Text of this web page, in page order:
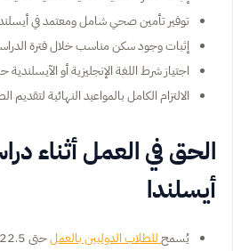
توفير تأمين صحي شامل ومعتمد في
إثبات وجود سكن مناسب خلال فترة
اجتياز شرط اللغة الإنجليزية أو
الالتزام الكامل بالمواعيد النهائية لتقديم
الحق في العمل أثناء
أيسلندا
يُسمحللطلاب الدوليين بالعمل